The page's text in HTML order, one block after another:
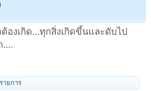
องเกิด...ทุกสิ่งเกิดขึ้นและดับไป
....
ายการ